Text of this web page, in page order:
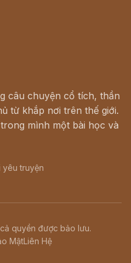
câu chuyện cổ tích, thần
từ khắp nơi trên thế giới.
mình một bài học và
yêu truyện
quyền được bảo lưu.
MậtLiên Hệ